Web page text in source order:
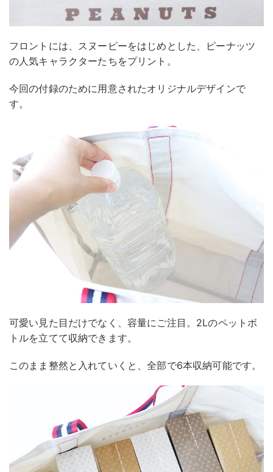
フロントには、スヌーピーをはじめとした、ピーナッツ
の人気キャラクターたちをプリント。
今回の付録のために用意されたオリジナルデザインで
す。
可愛い見た目だけでなく、容量にご注目。2Lのペットボ
トルを立てて収納できます。
このまま整然と入れていくと、全部で6本収納可能です。